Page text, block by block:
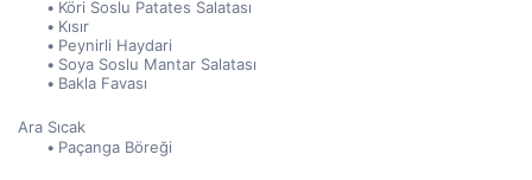
Köri Soslu Patates Salatası
Kısır
Peynirli Haydari
Soya Soslu Mantar Salatası
Bakla Favası
Ara Sıcak
Paçanga Böreği